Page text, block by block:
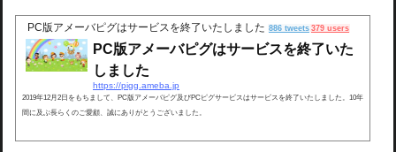
PC版アメーバピグはサービスを終了いたしました 886 tweets 379 users
PC版アメーバピグはサービスを終了いた
しました
https://pigg.ameba.jp
2019年12月2日をもちまして、PC版アメーバピグ及びPCピグサービスはサービスを終了いたしました。10年
間に及ぶ長らくのご愛顧、誠にありがとうございました。